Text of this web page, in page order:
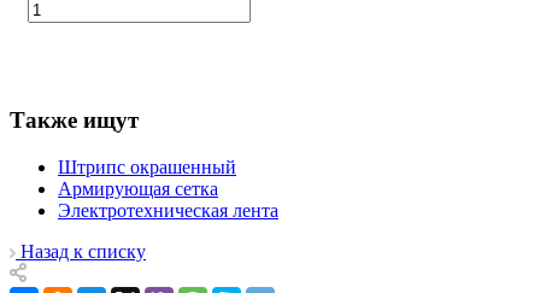
Также ищут
Штрипс окрашенный
Армирующая сетка
Электротехническая лента
Назад к списку